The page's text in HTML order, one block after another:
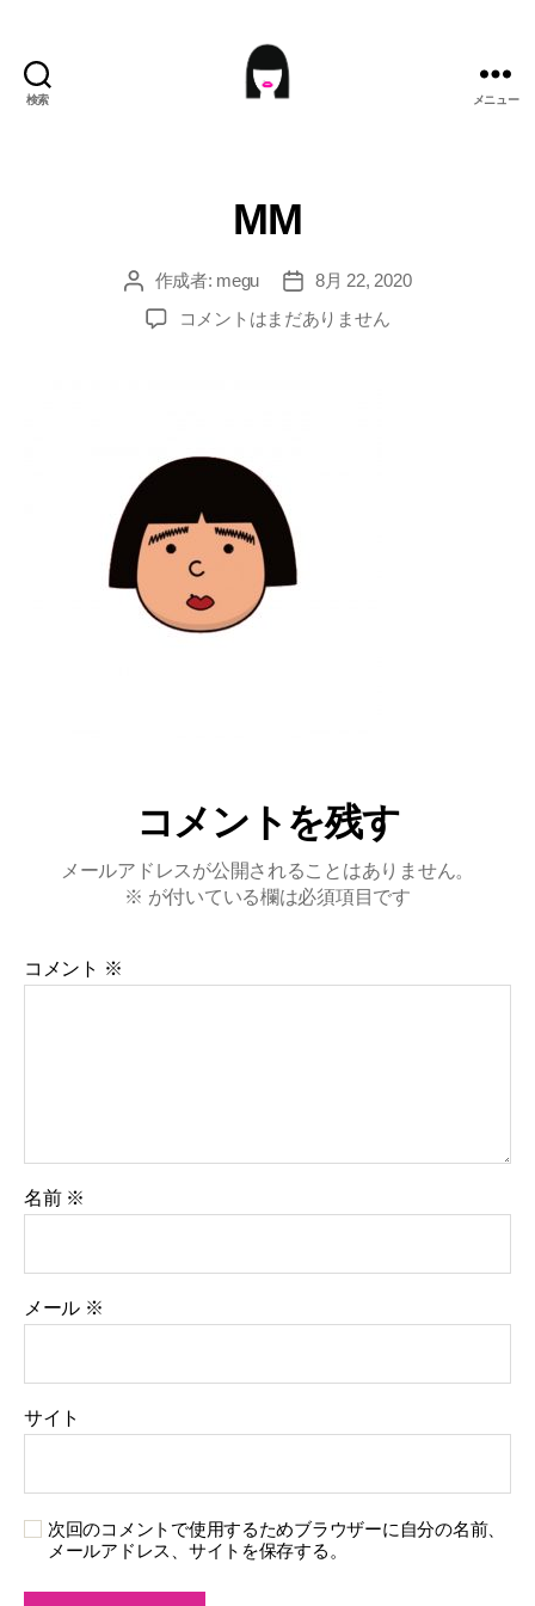
検索 メニュー
MM
投
稿
作成者: megu
投
稿
日
8月 22, 2020
MM
コメントはまだありません
コメントを残す
メールアドレスが公開されることはありません。
※ が付いている欄は必須項目です
コメント ※
名前 ※
メール ※
サイト
次回のコメントで使用するためブラウザーに自分の名前、
メールアドレス、サイトを保存する。